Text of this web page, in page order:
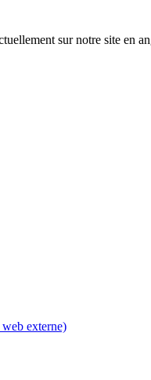
sur notre site en
externe)